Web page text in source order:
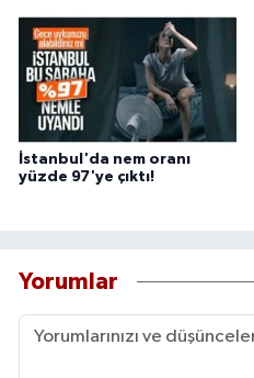
İstanbul'da nem oranı
yüzde 97'ye çıktı!
Yorumlar